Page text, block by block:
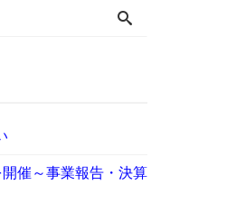
催～事業報告・決算